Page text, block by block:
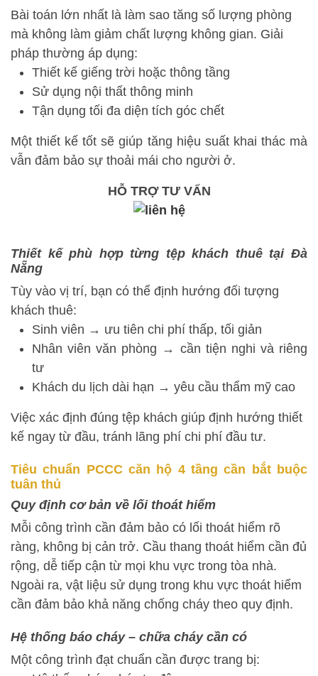
Bài toán lớn nhất là làm sao tăng số lượng phòng
mà không làm giảm chất lượng không gian. Giải
pháp thường áp dụng:
Thiết kế giếng trời hoặc thông tầng
Sử dụng nội thất thông minh
Tận dụng tối đa diện tích góc chết
Một thiết kế tốt sẽ giúp tăng hiệu suất khai thác mà
vẫn đảm bảo sự thoải mái cho người ở.
HỖ TRỢ TƯ VẤN
Thiết kế phù hợp từng tệp khách thuê tại Đà
Nẵng
Tùy vào vị trí, bạn có thể định hướng đối tượng
khách thuê:
Sinh viên → ưu tiên chi phí thấp, tối giản
Nhân viên văn phòng → cần tiện nghi và riêng
tư
Khách du lịch dài hạn → yêu cầu thẩm mỹ cao
Việc xác định đúng tệp khách giúp định hướng thiết
kế ngay từ đầu, tránh lãng phí chi phí đầu tư.
Tiêu chuẩn PCCC căn hộ 4 tầng cần bắt buộc
tuân thủ
Quy định cơ bản về lối thoát hiểm
Mỗi công trình cần đảm bảo có lối thoát hiểm rõ
ràng, không bị cản trở. Cầu thang thoát hiểm cần đủ
rộng, dễ tiếp cận từ mọi khu vực trong tòa nhà.
Ngoài ra, vật liệu sử dụng trong khu vực thoát hiểm
cần đảm bảo khả năng chống cháy theo quy định.
Hệ thống báo cháy – chữa cháy cần có
Một công trình đạt chuẩn cần được trang bị: